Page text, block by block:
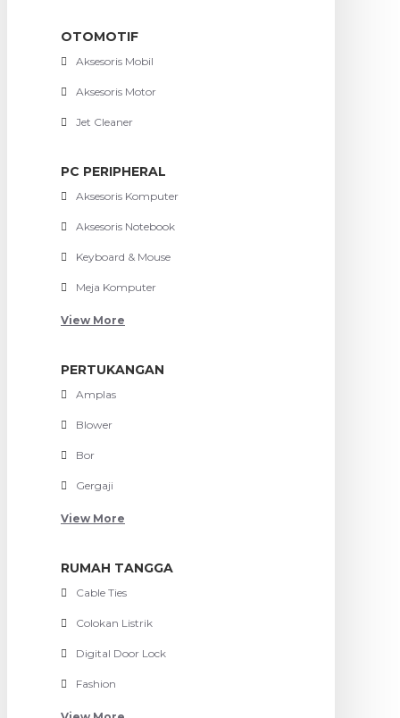
OTOMOTIF
Aksesoris Mobil
Aksesoris Motor
Jet Cleaner
PC PERIPHERAL
Aksesoris Komputer
Aksesoris Notebook
Keyboard & Mouse
Meja Komputer
View More
PERTUKANGAN
Amplas
Blower
Bor
Gergaji
View More
RUMAH TANGGA
Cable Ties
Colokan Listrik
Digital Door Lock
Fashion